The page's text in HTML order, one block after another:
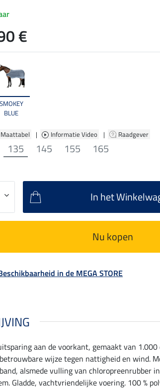
SMOKEY
BLUE
Maattabel | Informatie Video | Raadgever
135 145 155 165
€
In het
Nu kopen
in de MEGA STORE
aan de voorkant, gemaakt van
wijze tegen nattigheid en wind.
alsmede vulling van chloropreenrubber
Gladde, vachtvriendelijke voering. 100 %